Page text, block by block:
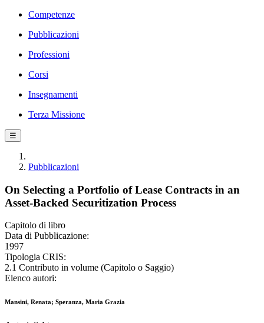
Competenze
Pubblicazioni
Professioni
Corsi
Insegnamenti
Terza Missione
☰
Pubblicazioni
On Selecting a Portfolio of Lease Contracts in an
Asset-Backed Securitization Process
Capitolo di libro
Data di Pubblicazione:
1997
Tipologia CRIS:
2.1 Contributo in volume (Capitolo o Saggio)
Elenco autori:
Mansini, Renata; Speranza, Maria Grazia